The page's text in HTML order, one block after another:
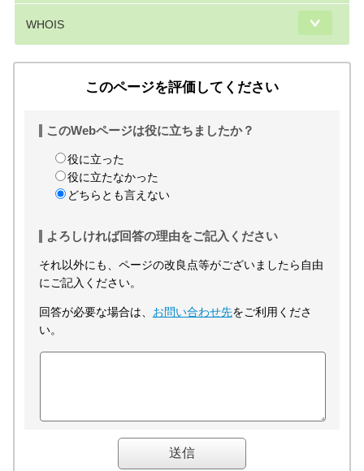
WHOIS
このページを評価してください
このWebページは役に立ちましたか？
役に立った
役に立たなかった
どちらとも言えない
よろしければ回答の理由をご記入ください
それ以外にも、ページの改良点等がございましたら自由
にご記入ください。
回答が必要な場合は、 お問い合わせ先をご利用くださ
い。